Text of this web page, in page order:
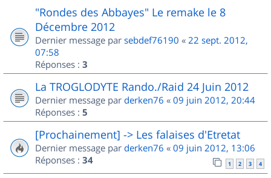
"Rondes des Abbayes" Le remake le 8
Décembre 2012
Dernier message par sebdef76190 « 22 sept. 2012,
07:58
Réponses : 3
La TROGLODYTE Rando./Raid 24 Juin 2012
Dernier message par derken76 « 09 juin 2012, 20:44
Réponses : 5
[Prochainement] -> Les falaises d'Etretat
Dernier message par derken76 « 09 juin 2012, 13:06
Réponses : 34 1 2 3 4